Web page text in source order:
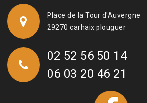
Place de la Tour d'Auvergne
29270 carhaix plouguer
02 52 56 50 14
06 03 20 46 21